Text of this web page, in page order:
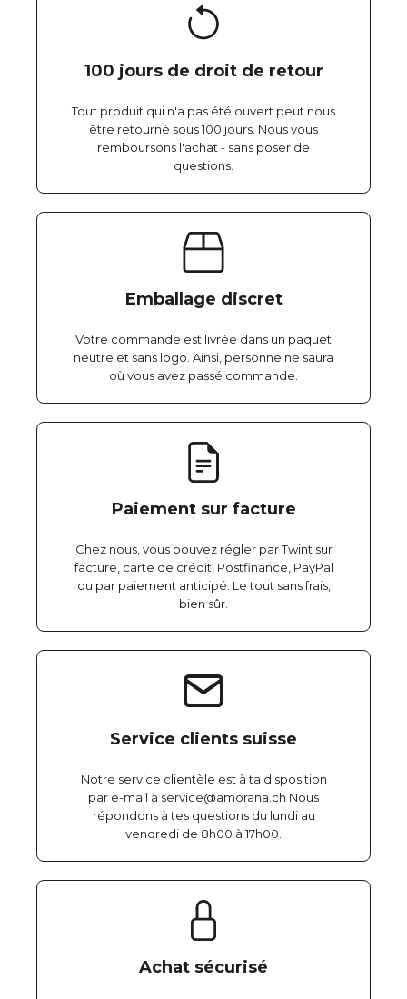
100 jours de droit de retour
Tout produit qui n'a pas été ouvert peut nous
être retourné sous 100 jours. Nous vous
remboursons l'achat - sans poser de
questions.
Emballage discret
Votre commande est livrée dans un paquet
neutre et sans logo. Ainsi, personne ne saura
où vous avez passé commande.
Paiement sur facture
Chez nous, vous pouvez régler par Twint sur
facture, carte de crédit, Postfinance, PayPal
ou par paiement anticipé. Le tout sans frais,
bien sûr.
Service clients suisse
Notre service clientèle est à ta disposition
par e-mail à service@amorana.ch Nous
répondons à tes questions du lundi au
vendredi de 8h00 à 17h00.
Achat sécurisé